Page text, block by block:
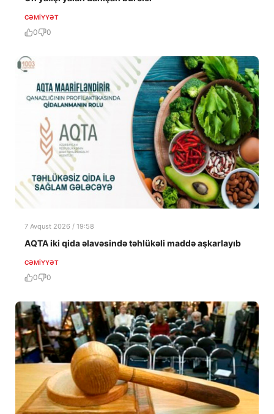
CƏMIYYƏT
0 0
7 Avqust 2026 / 19:58
AQTA iki qida əlavəsində təhlükəli maddə aşkarlayıb
CƏMIYYƏT
0 0